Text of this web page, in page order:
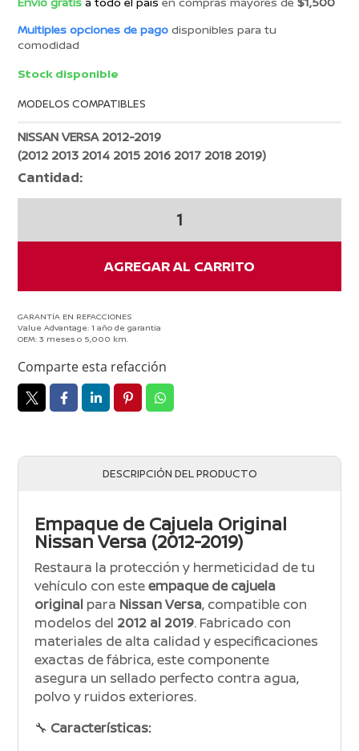
$550.85.$500.77.
Multiples opciones de pagodisponibles para tu
comodidad
Stock disponible
MODELOS COMPATIBLES
NISSAN VERSA 2012-2019
(2012 2013 2014 2015 2016 2017 2018 2019)
Cantidad:
Cajuela
2012-
2019
AGREGAR AL CARRITO
GARANTÍA EN REFACCIONES
Value Advantage: 1 año de garantía
OEM: 3 meses o 5,000 km.
Comparte esta refacción
DESCRIPCIÓN DEL PRODUCTO
Empaque de Cajuela Original
Nissan Versa (2012-2019)
Restaura la protección y hermeticidad de tu
vehículo con esteempaque de cajuela
original para Nissan Versa, compatible con
modelos del 2012 al 2019. Fabricado con
materiales de alta calidad y especificaciones
exactas de fábrica, este componente
asegura un sellado perfecto contra agua,
polvo y ruidos exteriores.
🔧 Características: